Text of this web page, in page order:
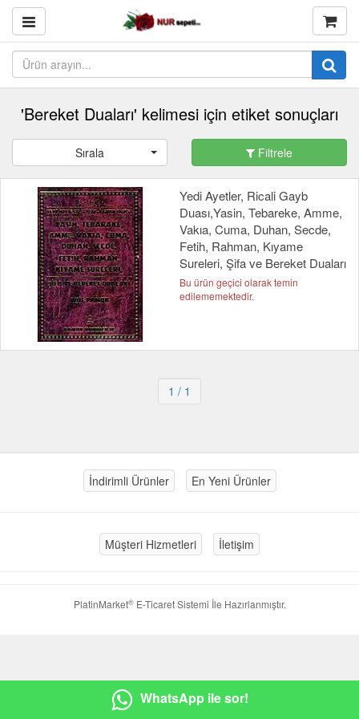
'Bereket Duaları' kelimesi için etiket sonuçları
Sırala Filtrele
Yedi Ayetler, Ricali Gayb
Duası,Yasin, Tebareke, Amme,
Vakıa, Cuma, Duhan, Secde,
Fetih, Rahman, Kıyame
Sureleri, Şifa ve Bereket Duaları
Bu ürün geçici olarak temin
edilememektedir.
1 / 1
İndirimli Ürünler En Yeni Ürünler
Müşteri Hizmetleri İletişim
PlatinMarket®E-Ticaret Sistemi İle Hazırlanmıştır.
WhatsApp ile sor!